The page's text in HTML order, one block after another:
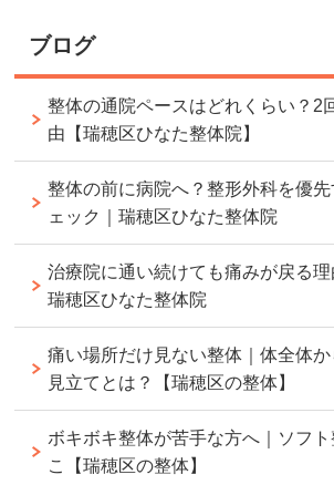
ブログ
整体の通院ペースはどれくらい？2
由【瑞穂区ひなた整体院】
整体の前に病院へ？整形外科を優
ェック｜瑞穂区ひなた整体院
治療院に通い続けても痛みが戻る
瑞穂区ひなた整体院
痛い場所だけ見ない整体｜体全体
見立てとは？【瑞穂区の整体】
ボキボキ整体が苦手な方へ｜ソフ
こ【瑞穂区の整体】